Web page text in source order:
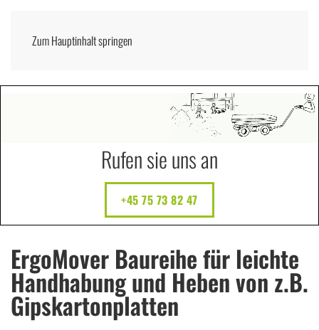
Zum Hauptinhalt springenDEUTSCH
Rufen sie uns an
+45 75 73 82 47
ErgoMover Baureihe für leichte
Handhabung und Heben von z.B.
Gipskartonplatten